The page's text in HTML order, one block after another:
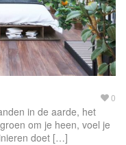
in de aarde, het
om je heen, voel je
doet […]
0